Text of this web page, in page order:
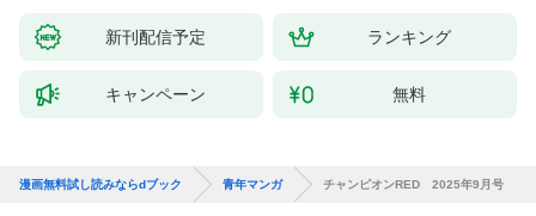
新刊配信予定 ランキング
キャンペーン 無料
漫画無料試し読みならdブック 青年マンガ チャンピオンRED 2025年9月号